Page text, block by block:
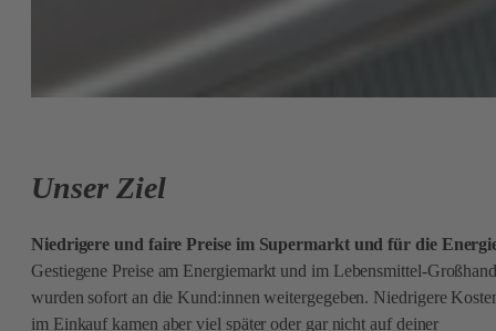
Unser Ziel
Niedrigere und faire Preise im Supermarkt und für die
Gestiegene Preise am Energiemarkt und im Lebensmittel-
wurden sofort an die Kund:innen weitergegeben. Niedrigere
im Einkauf kamen aber viel später oder gar nicht auf deiner